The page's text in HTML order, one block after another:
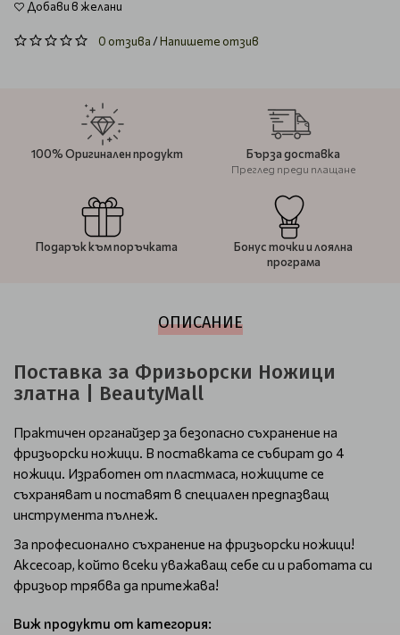
Добави в желани
0 отзива/Напишете отзив
100% Оригинален продукт Бърза доставка
Преглед преди плащане
Подарък към поръчката
Бонус точки и лоялна
програма
ОПИСАНИЕ
Поставка за Фризьорски Ножици
златна | BeautyMall
Практичен органайзер за безопасно съхранение на
фризьорски ножици. В поставката се събират до 4
ножици. Изработен от пластмаса, ножиците се
съхраняват и поставят в специален предпазващ
инструмента пълнеж.
За професионално съхранение на фризьорски ножици!
Аксесоар, който всеки уважаващ себе си и работата си
фризьор трябва да притежава!
Виж продукти от категория: